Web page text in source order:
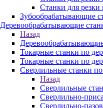
Станки для резки
Зубообрабатывающие
Деревообрабатывающие
Назад
Токарные станки по
Токарные станки по
Сверлильные станки по
Назад
Сверлильные
Сверлильно-
Сверлильно-